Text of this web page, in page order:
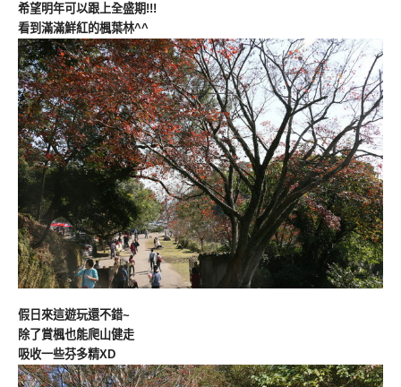
希望明年可以跟上全盛期!!!
看到滿滿鮮紅的楓葉林^^
假日來這遊玩還不錯~
除了賞楓也能爬山健走
吸收一些芬多精XD